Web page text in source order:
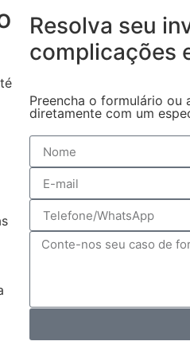
Resolva seu
complicações
Preencha o formulário ou
diretamente com um